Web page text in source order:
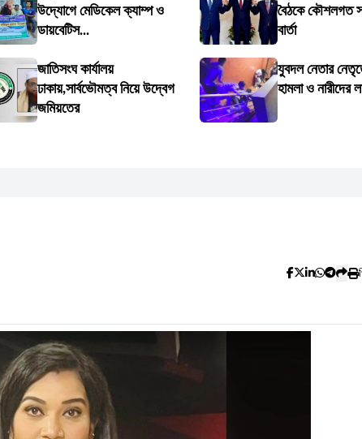
উদ্যোগে মেডিকেল ক্যাম্প ও
ডায়বেটিস...
বৈঠকে কৌশলগত
বার্তা
জাতিসংঘ কার্যালয়
ঢাকায়,সার্বভৌমত্ব নিয়ে উদ্বেগ
জমিয়তের
যুবদল নেতার
হামলা ও নারীদের